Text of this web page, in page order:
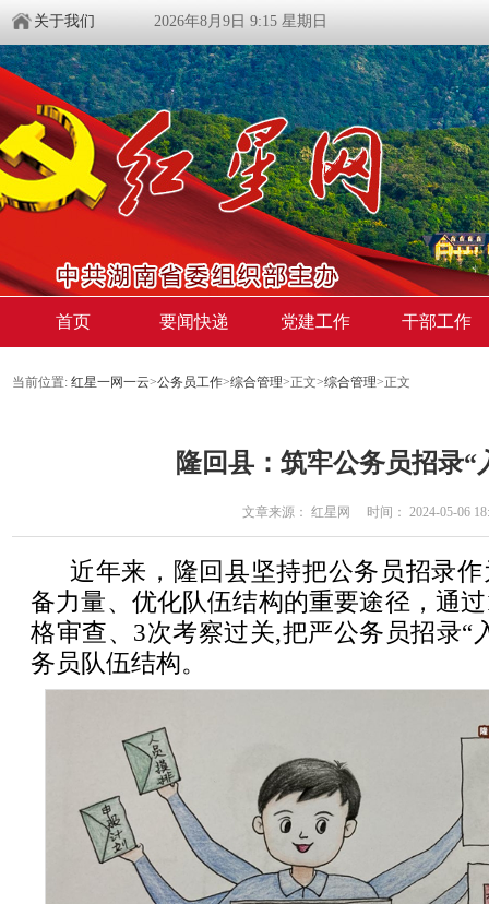
关于我们 2026年8月9日 9:15 星期日
首页 要闻快递 党建工作 干部工作
当前位置: 红星一网一云>公务员工作>综合管理>正文>综合管理>正文
隆回县：筑牢公务员招录“
文章来源： 红星网 时间： 2024-05-06
近年来，隆回县坚持把公务员招录
备力量、优化队伍结构的重要途径，通
格审查、3次考察过关,把严公务员招录“
务员队伍结构。